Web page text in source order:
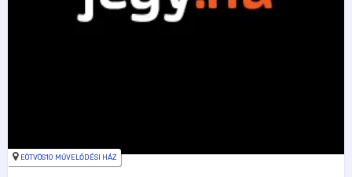
EÖTVÖS10 MŰVELŐDÉSI HÁZ